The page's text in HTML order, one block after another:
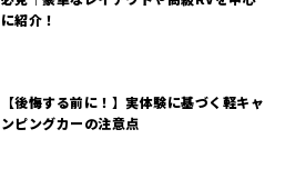
に紹介！
【後悔する前に！】実体験に基づく軽キャ
ンピングカーの注意点